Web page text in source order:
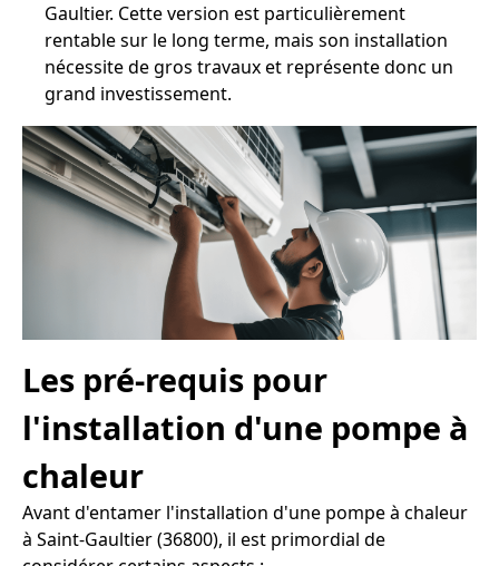
Gaultier. Cette version est particulièrement
rentable sur le long terme, mais son installation
nécessite de gros travaux et représente donc un
grand investissement.
Les pré-requis pour
l'installation d'une pompe à
chaleur
Avant d'entamer l'installation d'une pompe à chaleur
à Saint-Gaultier (36800), il est primordial de